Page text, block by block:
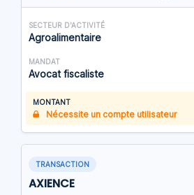
SECTEUR D'ACTIVITÉ
Agroalimentaire
MANDAT
Avocat fiscaliste
MONTANT
Nécessite un compte utilisateur
TRANSACTION
AXIENCE